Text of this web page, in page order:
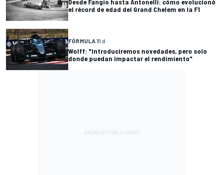
el récord de edad del Grand Chelem en la F1
FÓRMULA 11 d
Wolff: "Introduciremos novedades, pero solo
donde puedan impactar el rendimiento"